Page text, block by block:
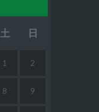
土 日
1 2
8 9